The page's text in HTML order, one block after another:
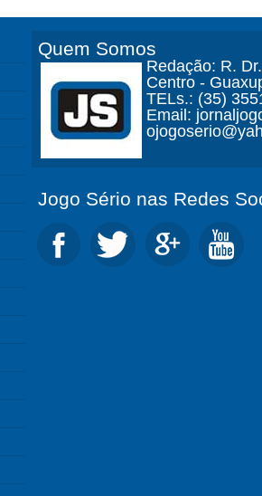
Quem Somos
Redação: R.
Centro -
TELs.: (35)
Email:
Jogo Sério nas Redes